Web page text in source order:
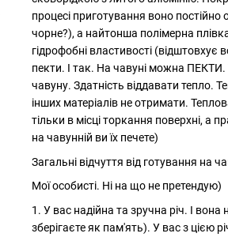
процесі приготування воно
чорне?), а найтонша полімерна
гідрофобні властивості
пекти. І так. На чавуні можна ПЕКТИ.
чавуну. Здатність віддавати тепло.
інших матеріалів не отримати.
тільки в місці торкання поверхні, а
на чавунній ви їх печете)
Загальні відчуття від готування на
Мої особисті. Ні на що не претендую)
1. У вас надійна та зручна річ. І
зберігаєте як пам'ять). У вас з цією